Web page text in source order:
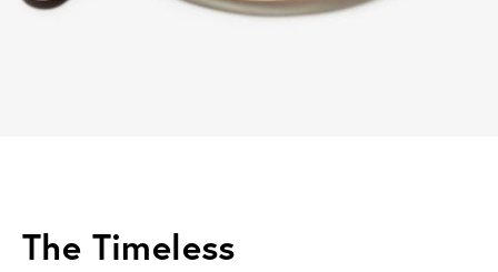
The Timeless